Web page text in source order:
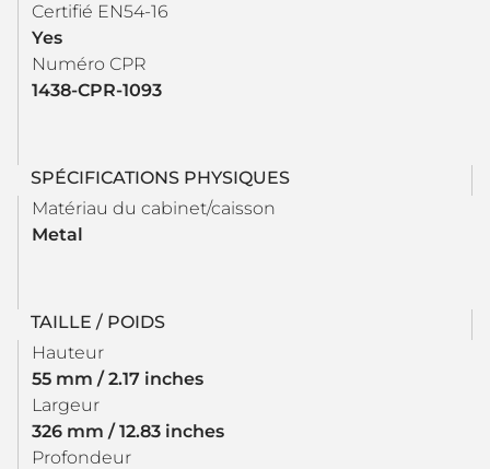
Certifié EN54-16
Yes
Numéro CPR
1438-CPR-1093
SPÉCIFICATIONS PHYSIQUES
Matériau du cabinet/caisson
Metal
TAILLE / POIDS
Hauteur
55 mm / 2.17 inches
Largeur
326 mm / 12.83 inches
Profondeur